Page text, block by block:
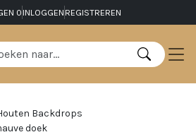
0 INLOGGEN REGISTREREN
Backdrops
doek